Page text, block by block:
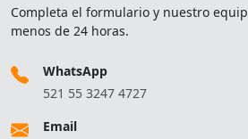
Completa el formulario y nuestro
menos de 24 horas.
WhatsApp
521 55 3247 4727
Email